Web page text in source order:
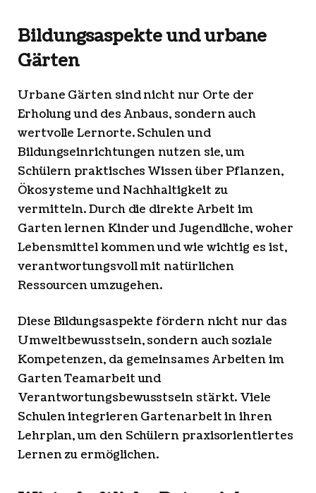
Bildungsaspekte und urbane
Gärten
Urbane Gärten sind nicht nur Orte der
Erholung und des Anbaus, sondern auch
wertvolle Lernorte. Schulen und
Bildungseinrichtungen nutzen sie, um
Schülern praktisches Wissen über Pflanzen,
Ökosysteme und Nachhaltigkeit zu
vermitteln. Durch die direkte Arbeit im
Garten lernen Kinder und Jugendliche, woher
Lebensmittel kommen und wie wichtig es ist,
verantwortungsvoll mit natürlichen
Ressourcen umzugehen.
Diese Bildungsaspekte fördern nicht nur das
Umweltbewusstsein, sondern auch soziale
Kompetenzen, da gemeinsames Arbeiten im
Garten Teamarbeit und
Verantwortungsbewusstsein stärkt. Viele
Schulen integrieren Gartenarbeit in ihren
Lehrplan, um den Schülern praxisorientiertes
Lernen zu ermöglichen.